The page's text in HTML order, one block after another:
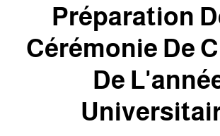
Préparation
Cérémonie De
De